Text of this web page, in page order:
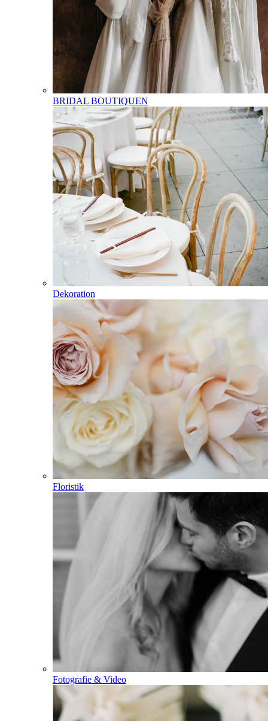
BRIDAL BOUTIQUEN
Dekoration
Floristik
Fotografie & Video